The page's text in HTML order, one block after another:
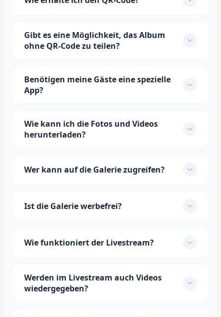
Gibt es eine Möglichkeit, das Album
ohne QR-Code zu teilen?
Benötigen meine Gäste eine spezielle
App?
Wie kann ich die Fotos und Videos
herunterladen?
Wer kann auf die Galerie zugreifen?
Ist die Galerie werbefrei?
Wie funktioniert der Livestream?
Werden im Livestream auch Videos
wiedergegeben?